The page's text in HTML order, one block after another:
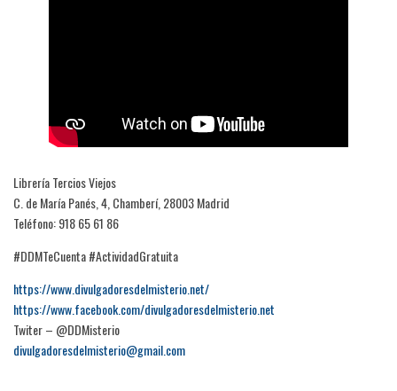
Librería Tercios Viejos
C. de María Panés, 4, Chamberí, 28003 Madrid
Teléfono: 918 65 61 86
#DDMTeCuenta #ActividadGratuita
https://www.divulgadoresdelmisterio.net/
https://www.facebook.com/divulgadoresdelmisterio.net
Twiter – @DDMisterio
divulgadoresdelmisterio@gmail.com